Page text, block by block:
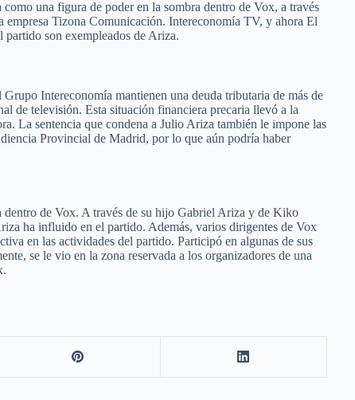
una figura de poder en la sombra dentro de Vox, a través
Tizona Comunicación. Intereconomía TV, y ahora El
son exempleados de Ariza.
Intereconomía mantienen una deuda tributaria de más de
de televisión. Esta situación financiera precaria llevó a la
La sentencia que condena a Julio Ariza también le impone las
Provincial de Madrid, por lo que aún podría haber
de Vox. A través de su hijo Gabriel Ariza y de Kiko
ha influido en el partido. Además, varios dirigentes de Vox
en las actividades del partido. Participó en algunas de sus
se le vio en la zona reservada a los organizadores de una